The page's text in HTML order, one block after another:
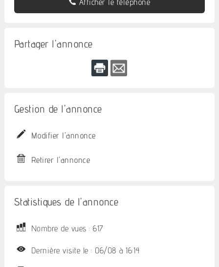
Afficher le téléphone
Partager l'annonce
Gestion de l'annonce
Modifier l'annonce
Retirer l'annonce
Statistiques de l'annonce
Nombre de vues : 617
Dernière visite le : 06/08 à 16:14